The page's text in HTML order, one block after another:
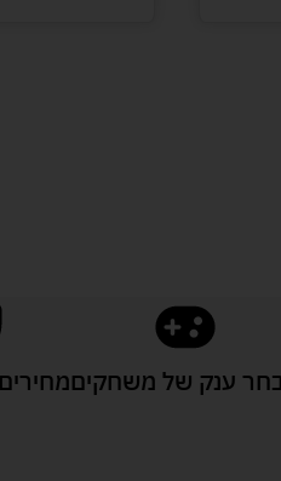
ענק של משחקים